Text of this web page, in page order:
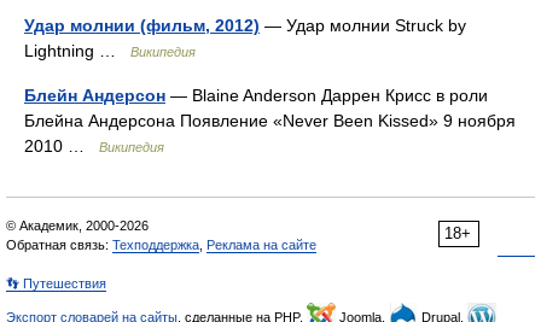
Удар молнии (фильм, 2012) — Удар молнии Struck by
Lightning …
Википедия
Блейн Андерсон — Blaine Anderson Даррен Крисс в роли
Блейна Андерсона Появление «Never Been Kissed» 9 ноября
2010 …
Википедия
18+
© Академик, 2000-2026
Обратная связь: Техподдержка Реклама на сайте
👣 Путешествия
Экспорт словарей на сайты , сделанные на PHP, Joomla, Drupal,